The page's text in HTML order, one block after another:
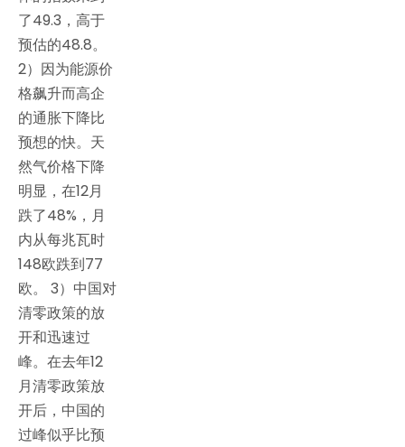
了49.3，高于
预估的48.8。
2）因为能源价
格飙升而高企
的通胀下降比
预想的快。天
然气价格下降
明显，在12月
跌了48%，月
内从每兆瓦时
148欧跌到77
欧。 3）中国对
清零政策的放
开和迅速过
峰。在去年12
月清零政策放
开后，中国的
过峰似乎比预